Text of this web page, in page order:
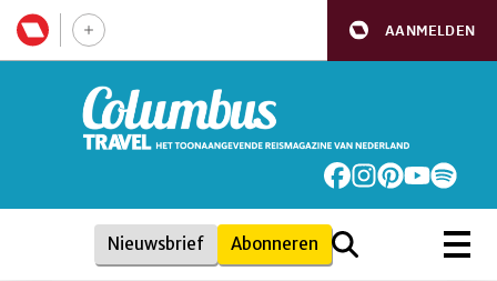
AANMELDEN
Nieuwsbrief Abonneren